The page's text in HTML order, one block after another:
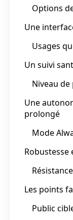
Options
Une
Usages
Un suivi
Niveau
Une
prolongé
Mode
Robustesse
Les points
Public